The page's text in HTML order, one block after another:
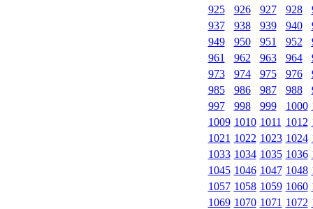
925
926 927 928
937
938 939 940
949
950 951 952
961
962 963 964
973
974 975 976
985
986 987 988
997
998 999 1000
1009 1010 1011 1012
1021 1022 1023 1024
1033 1034 1035 1036
1045 1046 1047 1048
1057 1058 1059 1060
1069 1070 1071 1072